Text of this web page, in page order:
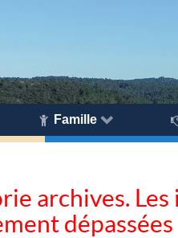
Famille
archives.
dépassées